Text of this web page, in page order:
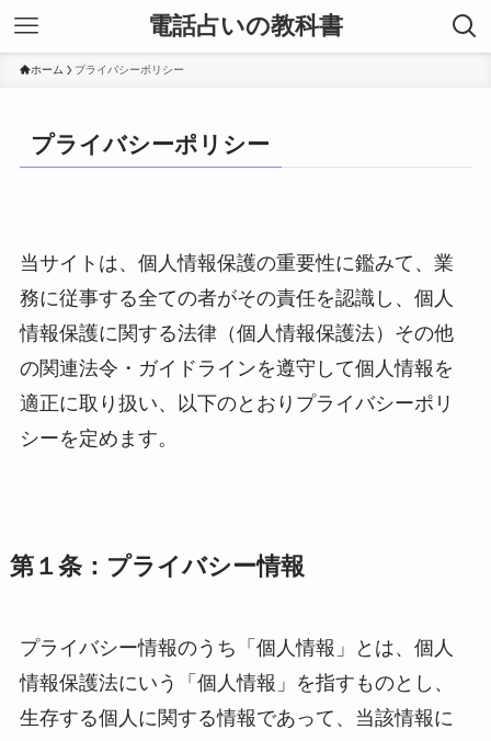
電話占いの教科書
ホーム プライバシーポリシー
プライバシーポリシー
当サイトは、個人情報保護の重要性に鑑みて、業
務に従事する全ての者がその責任を認識し、個人
情報保護に関する法律（個人情報保護法）その他
の関連法令・ガイドラインを遵守して個人情報を
適正に取り扱い、以下のとおりプライバシーポリ
シーを定めます。
第１条：プライバシー情報
プライバシー情報のうち「個人情報」とは、個人
情報保護法にいう「個人情報」を指すものとし、
生存する個人に関する情報であって、当該情報に